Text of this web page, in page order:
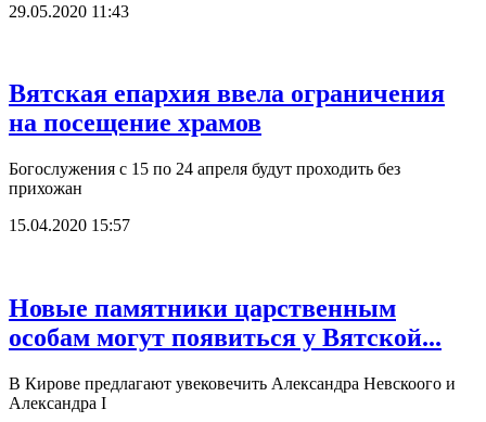
29.05.2020 11:43
Вятская епархия ввела ограничения
на посещение храмов
Богослужения с 15 по 24 апреля будут проходить без
прихожан
15.04.2020 15:57
Новые памятники царственным
особам могут появиться у Вятской...
В Кирове предлагают увековечить Александра Невскоого и
Александра I